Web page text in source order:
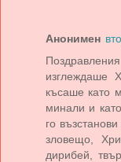
Анонимен
изглеждаше
късаше като
минали и
го
зловещо,
дирибей,